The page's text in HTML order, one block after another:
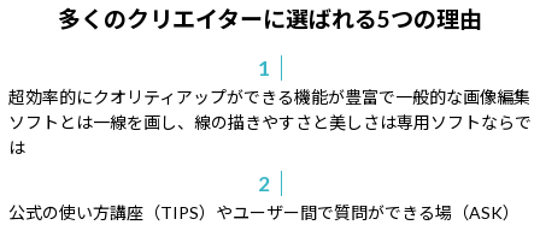
多くのクリエイターに選ばれる5つの理由
1
超効率的にクオリティアップができる機能が豊富で一般的な画像編集
ソフトとは一線を画し、線の描きやすさと美しさは専用ソフトならで
は
2
公式の使い方講座（TIPS）やユーザー間で質問ができる場（ASK）